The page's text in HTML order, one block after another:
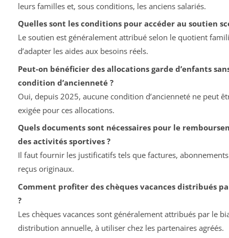
leurs familles et, sous conditions, les anciens salariés.
Quelles sont les conditions pour accéder au soutien
Le soutien est généralement attribué selon le quotient
d’adapter les aides aux besoins réels.
Peut-on bénéficier des allocations garde d’enfants
condition d’ancienneté ?
Oui, depuis 2025, aucune condition d’ancienneté ne peut
exigée pour ces allocations.
Quels documents sont nécessaires pour le
des activités sportives ?
Il faut fournir les justificatifs tels que factures,
reçus originaux.
Comment profiter des chèques vacances distribués
?
Les chèques vacances sont généralement attribués par le
distribution annuelle, à utiliser chez les partenaires agréés.